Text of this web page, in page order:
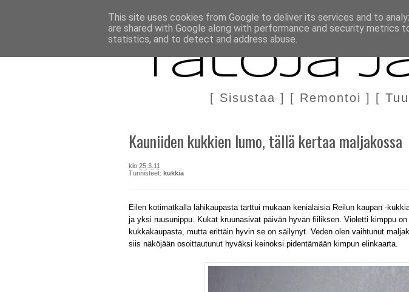
BLOGI TÄÄLTÄ KANNATTAA OSTAA DIY IN ENGLISH MARKKINOINTI & YHTEISTYÖ
Taloja
[ Sisustaa ] [ Remontoi ] [
Kauniiden kukkien lumo, tällä kertaa maljakossa
klo 25.3.11
Tunnisteet: kukkia
Eilen kotimatkalla lähikaupasta tarttui mukaan kenialaisia Reilun kaupan -
ja yksi ruusunippu. Kukat kruunasivat päivän hyvän fiiliksen. Violetti kimppu
kukkakaupasta, mutta erittäin hyvin se on säilynyt. Veden olen vaihtunut
siis näköjään osoittautunut hyväksi keinoksi pidentämään kimpun elinkaarta.
This site uses cookies from Google to deliver its services and to
are shared with Google along with performance and security metrics
statistics, and to detect and address abuse.